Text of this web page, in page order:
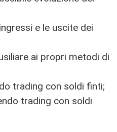
e le uscite dei
ai propri metodi di
trading con soldi finti;
trading con soldi